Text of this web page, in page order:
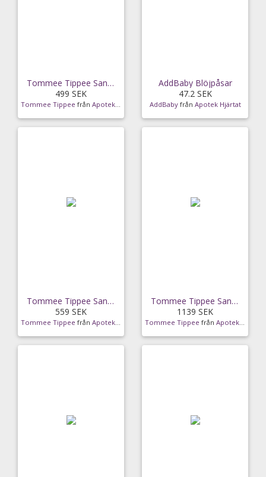
Tommee Tippee Sangenic Twist & Click Blöjhink Vit
499 SEK
Tommee Tippee från Apotek Hjärtat
AddBaby Blöjpåsar
47.2 SEK
AddBaby från Apotek Hjärtat
Tommee Tippee Sangenic Twist & Click Refill 6-pack
559 SEK
Tommee Tippee från Apotek Hjärtat
Tommee Tippee Sangenic Twist & Click Refill
1139 SEK
Tommee Tippee från Apotek Hjärtat